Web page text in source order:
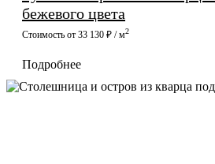
бежевого цвета
Стоимость от 33 130 ₽ / м2
Подробнее